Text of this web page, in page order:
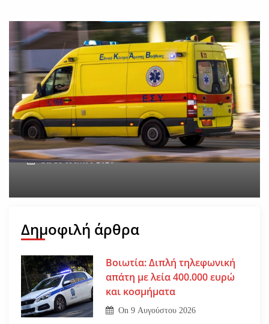
Βοιωτία: Νεκρός ο
62χρονος – Επεσε από τη
σκαλωσιά
On30 Ιουλίου 2026
Δημοφιλή άρθρα
Βοιωτία: Διπλή τηλεφωνική
απάτη με λεία 400.000 ευρώ
και κοσμήματα
On9 Αυγούστου 2026